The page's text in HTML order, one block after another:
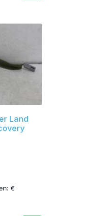
Land
€